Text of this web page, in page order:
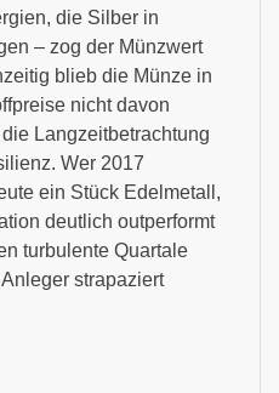
die Silber in
– zog der Münzwert
blieb die Münze in
nicht davon
Langzeitbetrachtung
Wer 2017
ein Stück Edelmetall,
deutlich outperformt
turbulente Quartale
strapaziert